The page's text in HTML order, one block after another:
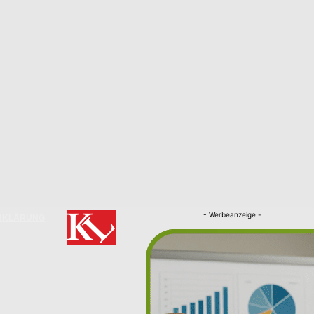
Kaiserslautern
- Werbeanzeige -